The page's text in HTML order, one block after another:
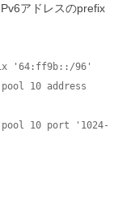
アドレスのprefix
'64:ff9b::/96'
10 address
10 port '1024-